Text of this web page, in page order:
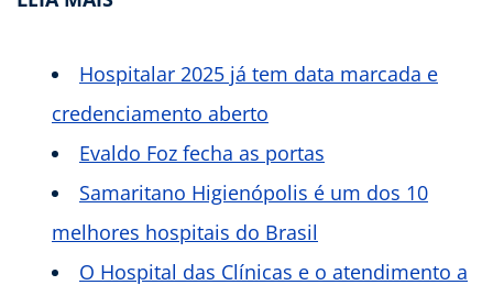
Hospitalar 2025 já tem data marcada e
credenciamento aberto
Evaldo Foz fecha as portas
Samaritano Higienópolis é um dos 10
melhores hospitais do Brasil
O Hospital das Clínicas e o atendimento a